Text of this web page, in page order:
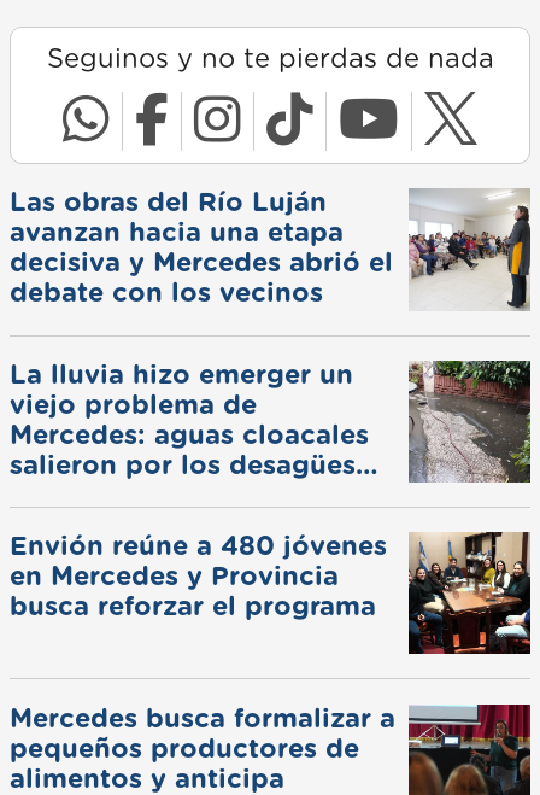
Seguinos y no te pierdas de nada
Las obras del Río Luján
avanzan hacia una etapa
decisiva y Mercedes abrió el
debate con los vecinos
La lluvia hizo emerger un
viejo problema de
Mercedes: aguas cloacales
salieron por los desagües
Envión reúne a 480 jóvenes
en Mercedes y Provincia
busca reforzar el programa
Mercedes busca formalizar a
pequeños productores de
alimentos y anticipa